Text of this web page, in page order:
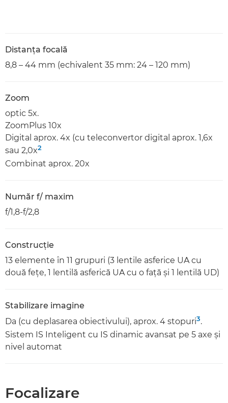
Distanţa focală
8,8 – 44 mm (echivalent 35 mm: 24 – 120 mm)
Zoom
optic 5x.
ZoomPlus 10x
Digital aprox. 4x (cu teleconvertor digital aprox. 1,6x
sau 2,0x2
Combinat aprox. 20x
Număr f/ maxim
f/1,8-f/2,8
Construcţie
13 elemente în 11 grupuri (3 lentile asferice UA cu
două feţe, 1 lentilă asferică UA cu o faţă şi 1 lentilă UD)
Stabilizare imagine
Da (cu deplasarea obiectivului), aprox. 4 stopuri3.
Sistem IS Inteligent cu IS dinamic avansat pe 5 axe şi
nivel automat
Focalizare